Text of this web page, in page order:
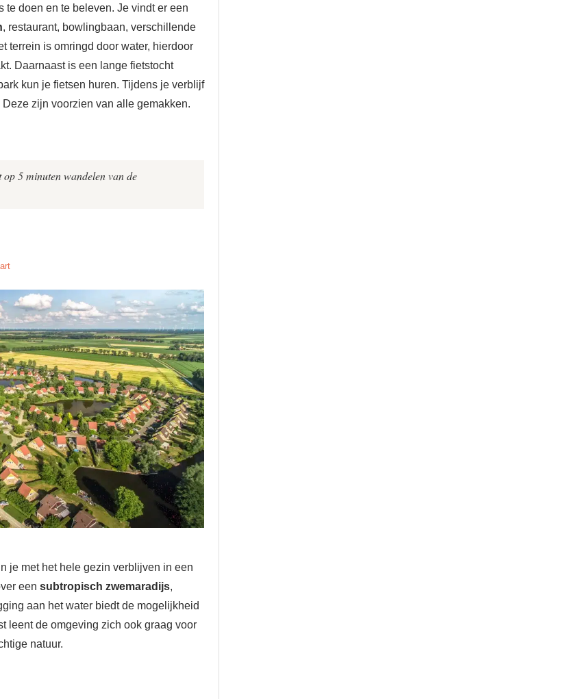
te doen en te beleven. Je vindt er een
, restaurant, bowlingbaan, verschillende
terrein is omringd door water, hierdoor
Daarnaast is een lange fietstocht
kun je fietsen huren. Tijdens je verblijf
Deze zijn voorzien van alle gemakken.
op 5 minuten wandelen van de
je met het hele gezin verblijven in een
een subtropisch zwemaradijs,
aan het water biedt de mogelijkheid
leent de omgeving zich ook graag voor
natuur.